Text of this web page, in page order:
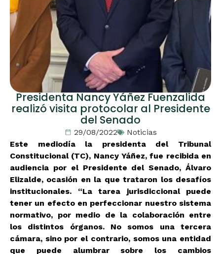
Presidenta Nancy Yáñez Fuenzalida
realizó visita protocolar al Presidente
del Senado
29/08/2022
Noticias
Este mediodía la presidenta del Tribunal
Constitucional (TC), Nancy Yáñez, fue recibida en
audiencia por el Presidente del Senado, Álvaro
Elizalde, ocasión en la que trataron los desafíos
institucionales. “La tarea jurisdiccional puede
tener un efecto en perfeccionar nuestro sistema
normativo, por medio de la colaboración entre
los distintos órganos. No somos una tercera
cámara, sino por el contrario, somos una entidad
que puede alumbrar sobre los cambios